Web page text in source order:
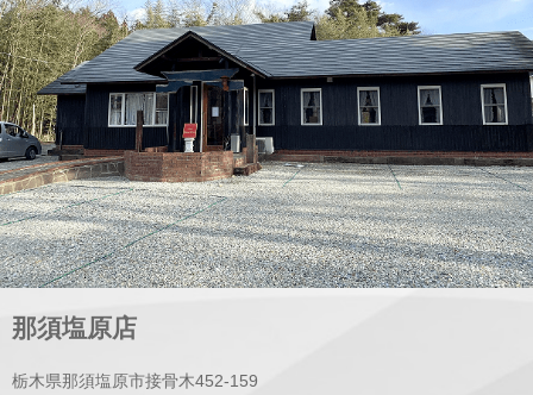
那須塩原店
栃木県那須塩原市接骨木452-159